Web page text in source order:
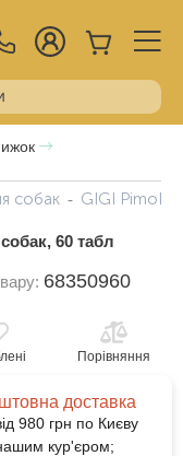
собак GIGI
60 табл
68350960
Порівняння
доставка
980 грн по Києву
кур'єром;